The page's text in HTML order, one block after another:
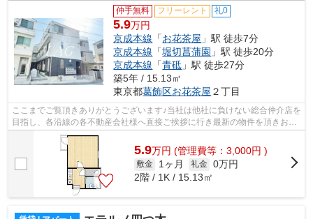
仲手無料 フリーレント 礼0
5.9万円
京成本線 「お花茶屋 」駅 徒歩7分
京成本線 「堀切菖蒲園 」駅 徒歩20分
京成本線 「青砥 」駅 徒歩27分
築5年 / 15.13㎡
東京都葛飾区お花茶屋 ２丁目
ここまでご覧頂きありがとうございます♪当社は他社に負けない総合仲介店を
目指し、各沿線の各不動産会社様へ直接ご挨拶に行き最新の物件を頂きお客
様へ提供しております！最新の情報は...
5.9万円 (管理費等：3,000円 )
敷金 1ヶ月 礼金 0万円
2階 / 1K / 15.13㎡